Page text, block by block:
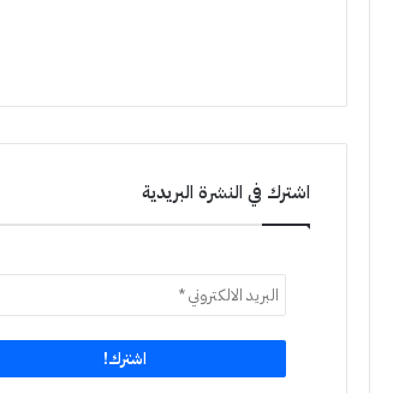
اشترك في النشرة البريدية